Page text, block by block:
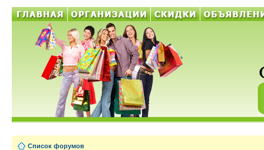
Список форумов